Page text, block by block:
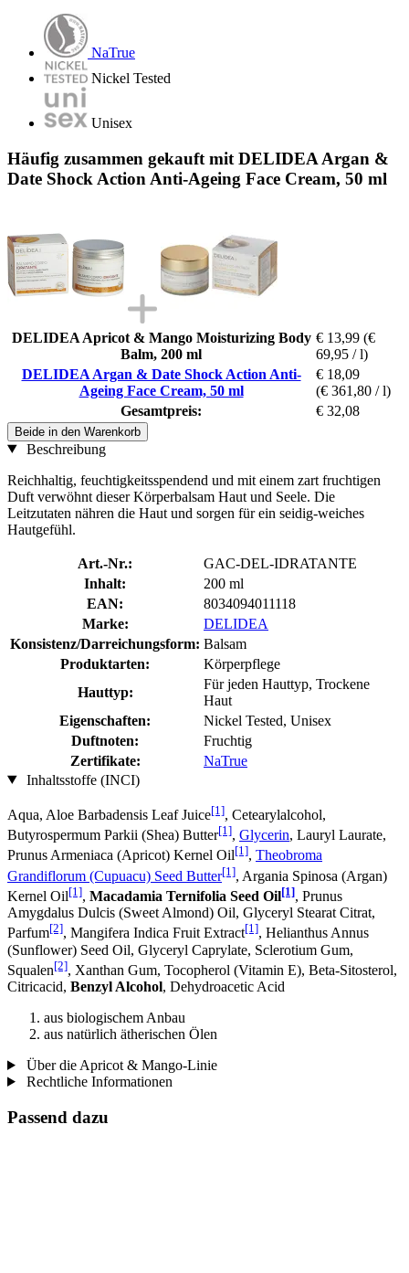
NaTrue
Nickel Tested
Unisex
Häufig zusammen gekauft mit DELIDEA Argan &
Date Shock Action Anti-Ageing Face Cream, 50 ml
DELIDEA Apricot & Mango Moisturizing Body
Balm, 200 ml
€ 13,99 (€
69,95 / l)
DELIDEA Argan & Date Shock Action Anti-
Ageing Face Cream, 50 ml
€ 18,09
(€ 361,80 / l)
Gesamtpreis:
€ 32,08
Beide in den Warenkorb
Beschreibung
Reichhaltig, feuchtigkeitsspendend und mit einem zart fruchtigen
Duft verwöhnt dieser Körperbalsam Haut und Seele. Die
Leitzutaten nähren die Haut und sorgen für ein seidig-weiches
Hautgefühl.
Art.-Nr.:
GAC-DEL-IDRATANTE
Inhalt:
200 ml
EAN:
8034094011118
Marke:
DELIDEA
Konsistenz/Darreichungsform: Balsam
Produktarten:
Körperpflege
Hauttyp:
Für jeden Hauttyp, Trockene
Haut
Eigenschaften:
Nickel Tested, Unisex
Duftnoten:
Fruchtig
Zertifikate:
NaTrue
Inhaltsstoffe (INCI)
Aqua, Aloe Barbadensis Leaf Juice[1], Cetearylalcohol,
Butyrospermum Parkii (Shea) Butter[1], Glycerin, Lauryl Laurate,
Prunus Armeniaca (Apricot) Kernel Oil[1], Theobroma
Grandiflorum (Cupuacu) Seed Butter[1], Argania Spinosa (Argan)
Kernel Oil[1], Macadamia Ternifolia Seed Oil[1], Prunus
Amygdalus Dulcis (Sweet Almond) Oil, Glyceryl Stearat Citrat,
Parfum[2], Mangifera Indica Fruit Extract[1], Helianthus Annus
(Sunflower) Seed Oil, Glyceryl Caprylate, Sclerotium Gum,
Squalen[2], Xanthan Gum, Tocopherol (Vitamin E), Beta-Sitosterol,
Citricacid, Benzyl Alcohol, Dehydroacetic Acid
aus biologischem Anbau
aus natürlich ätherischen Ölen
Über die Apricot & Mango-Linie
Rechtliche Informationen
Passend dazu